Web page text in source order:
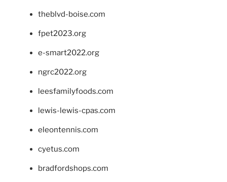
theblvd-boise.com
fpet2023.org
e-smart2022.org
ngrc2022.org
leesfamilyfoods.com
lewis-lewis-cpas.com
eleontennis.com
cyetus.com
bradfordshops.com